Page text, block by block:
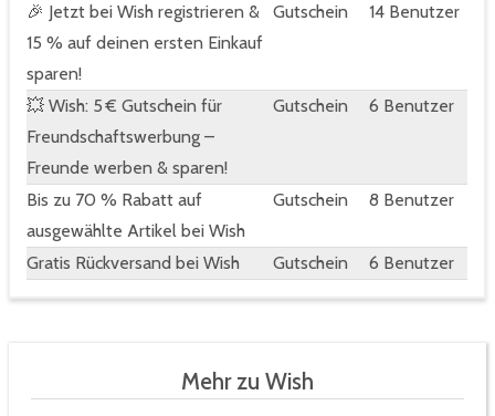
🎉 Jetzt bei Wish registrieren &
15 % auf deinen ersten Einkauf
sparen!
Gutschein 14 Benutzer
💥 Wish: 5 € Gutschein für
Freundschaftswerbung –
Freunde werben & sparen!
Gutschein 6 Benutzer
Bis zu 70 % Rabatt auf
ausgewählte Artikel bei Wish
Gutschein 8 Benutzer
Gratis Rückversand bei Wish Gutschein 6 Benutzer
Mehr zu Wish